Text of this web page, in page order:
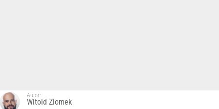
Autor:
Witold Ziomek